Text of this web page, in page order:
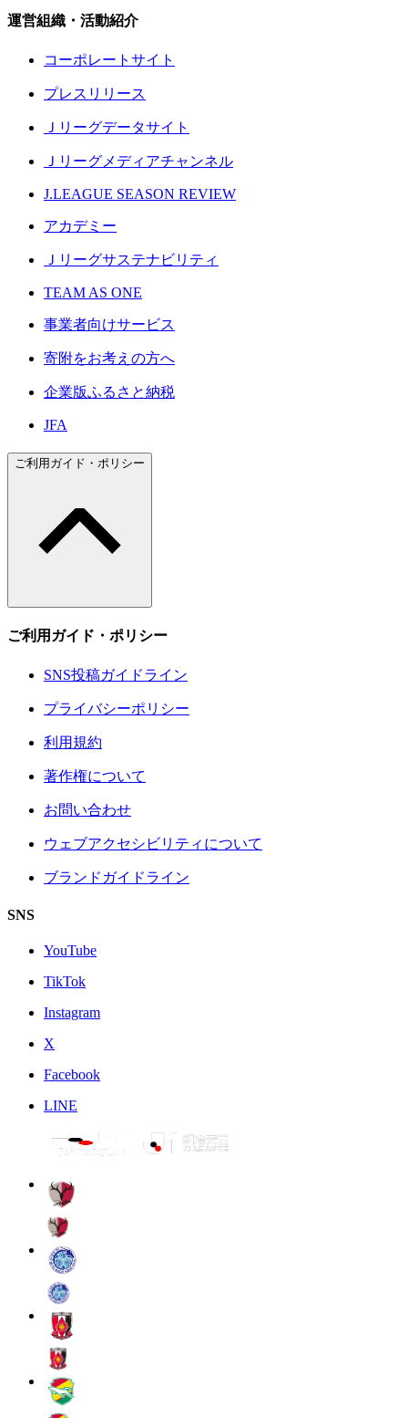
運営組織・活動紹介
コーポレートサイト
プレスリリース
Ｊリーグデータサイト
Ｊリーグメディアチャンネル
J.LEAGUE SEASON REVIEW
アカデミー
Ｊリーグサステナビリティ
TEAM AS ONE
事業者向けサービス
寄附をお考えの方へ
企業版ふるさと納税
JFA
ご利用ガイド・ポリシー
ご利用ガイド・ポリシー
SNS投稿ガイドライン
プライバシーポリシー
利用規約
著作権について
お問い合わせ
ウェブアクセシビリティについて
ブランドガイドライン
SNS
YouTube
TikTok
Instagram
X
Facebook
LINE